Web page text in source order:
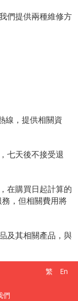
們提供兩種維修方
線 ，提供相關資
七天後不接受退
在購買日起計算的
，但相關費用將
及其相關產品，與
繁 En
們